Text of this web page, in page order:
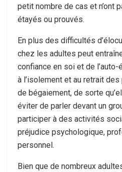
petit nombre de cas et n’ont
étayés ou prouvés.
En plus des difficultés
chez les adultes peut
confiance en soi et de
à l’isolement et au retrait
de bégaiement, de sorte
éviter de parler devant un
participer à des activités
préjudice psychologique,
personnel.
Bien que de nombreux